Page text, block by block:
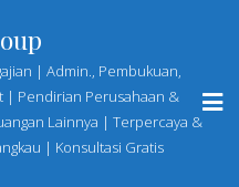
| Admin., Pembukuan,
| Pendirian Perusahaan &
Lainnya | Terpercaya &
| Konsultasi Gratis